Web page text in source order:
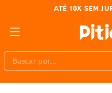
ATÉ 10X SEM
Buscar por...